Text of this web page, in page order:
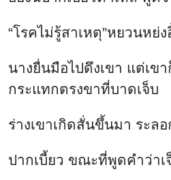
“โรคไม่รู้สาเหตุ”หยวนห
นางยื่นมือไปดึงเขา แต่เข
กระแทกตรงขาที่บาดเจ็บ
ร่างเขาเกิดสั่นขึ้นมา ระล
ปากเบี้ยว ขณะที่พูดคำว่าเ